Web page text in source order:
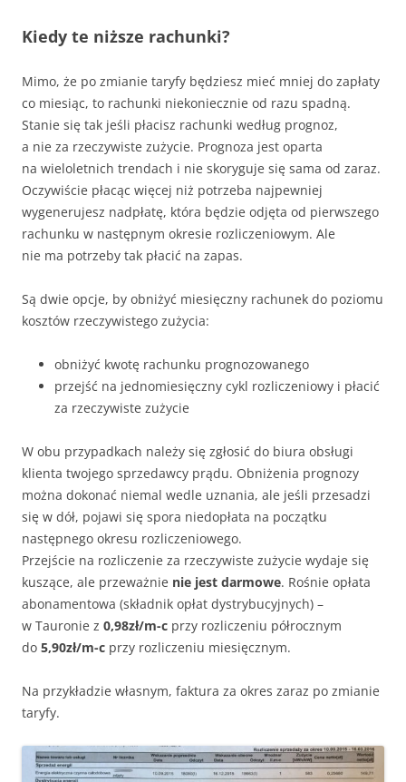
Kiedy te niższe rachunki?
Mimo, że po zmianie taryfy będziesz mieć mniej do zapłaty
co miesiąc, to rachunki niekoniecznie od razu spadną.
Stanie się tak jeśli płacisz rachunki według prognoz,
a nie za rzeczywiste zużycie. Prognoza jest oparta
na wieloletnich trendach i nie skoryguje się sama od zaraz.
Oczywiście płacąc więcej niż potrzeba najpewniej
wygenerujesz nadpłatę, która będzie odjęta od pierwszego
rachunku w następnym okresie rozliczeniowym. Ale
nie ma potrzeby tak płacić na zapas.
Są dwie opcje, by obniżyć miesięczny rachunek do poziomu
kosztów rzeczywistego zużycia:
obniżyć kwotę rachunku prognozowanego
przejść na jednomiesięczny cykl rozliczeniowy i płacić
za rzeczywiste zużycie
W obu przypadkach należy się zgłosić do biura obsługi
klienta twojego sprzedawcy prądu. Obniżenia prognozy
można dokonać niemal wedle uznania, ale jeśli przesadzi
się w dół, pojawi się spora niedopłata na początku
następnego okresu rozliczeniowego.
Przejście na rozliczenie za rzeczywiste zużycie wydaje się
kuszące, ale przeważnie nie jest darmowe. Rośnie opłata
abonamentowa (składnik opłat dystrybucyjnych) –
w Tauronie z 0,98zł/m-c przy rozliczeniu półrocznym
do 5,90zł/m-c przy rozliczeniu miesięcznym.
Na przykładzie własnym, faktura za okres zaraz po zmianie
taryfy.